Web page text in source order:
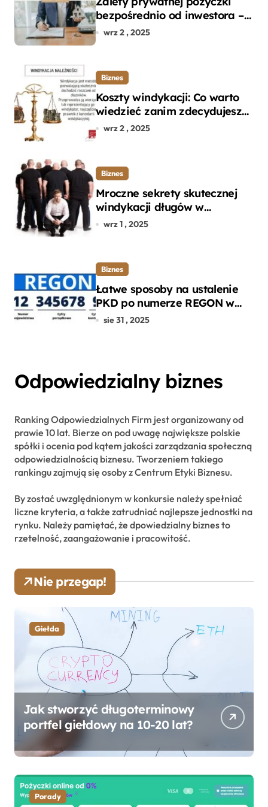
bezpośrednio od inwestora –
dlaczego warto?
wrz 2 , 2025
Biznes
Koszty windykacji: Co warto
wiedzieć zanim zdecydujesz
się na odzyskanie długu?
wrz 2 , 2025
Biznes
Mroczne sekrety skutecznej
windykacji długów w
departamencie windykacji
wrz 1 , 2025
Biznes
Łatwe sposoby na ustalenie
PKD po numerze REGON w
kilku prostych krokach
sie 31 , 2025
Odpowiedzialny biznes
Ranking Odpowiedzialnych Firm jest organizowany od
prawie 10 lat. Bierze on pod uwagę największe polskie
spółki i ocenia pod kątem jakości zarządzania społeczną
odpowiedzialnością biznesu. Tworzeniem takiego
rankingu zajmują się osoby z Centrum Etyki Biznesu.
By zostać uwzględnionym w konkursie należy spełniać
liczne kryteria, a także zatrudniać najlepsze jednostki na
rynku. Należy pamiętać, że dpowiedzialny biznes to
rzetelność, zaangażowanie i pracowitość.
Nie przegap!
Giełda
Jak stworzyć długoterminowy
portfel giełdowy na 10-20 lat?
Porady